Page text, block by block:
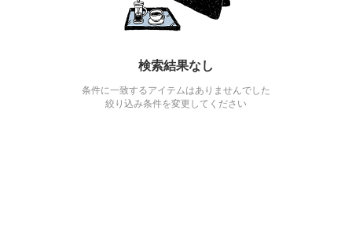
検索結果なし
条件に一致するアイテムはありませんでした
絞り込み条件を変更してください